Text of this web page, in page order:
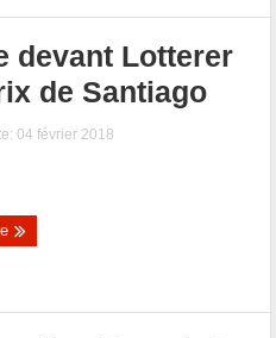
devant Lotterer
de Santiago
04 février 2018